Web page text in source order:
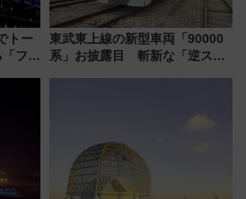
トー
フリ
東武東上線の新型車両「90000
系」お披露目 斬新な「逆スラ